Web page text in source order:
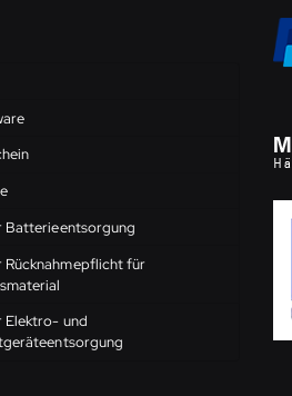
Batterieentsorgung
Rücknahmepflicht für
Elektro- und